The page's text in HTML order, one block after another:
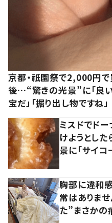
京都・祇園祭で2,000円
後…“驚きの光景”に「良
宝だ」「掘り出し物ですね」
ミスドでド
けようとし
景に「サイコ
胸部に違和
常はありま
た”まさかの